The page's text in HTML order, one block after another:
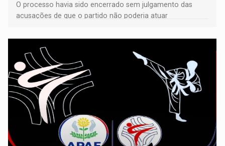
O processo havia sido encerrado sem julgamento das
acusações de que o partido não poderia atuar